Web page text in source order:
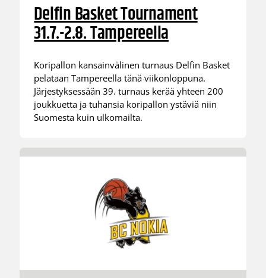
Delfin Basket Tournament
31.7.-2.8. Tampereella
Koripallon kansainvälinen turnaus Delfin Basket
pelataan Tampereella tänä viikonloppuna.
Järjestyksessään 39. turnaus kerää yhteen 200
joukkuetta ja tuhansia koripallon ystäviä niin
Suomesta kuin ulkomailta.